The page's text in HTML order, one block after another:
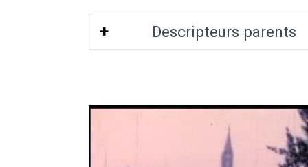
Descripteurs parents